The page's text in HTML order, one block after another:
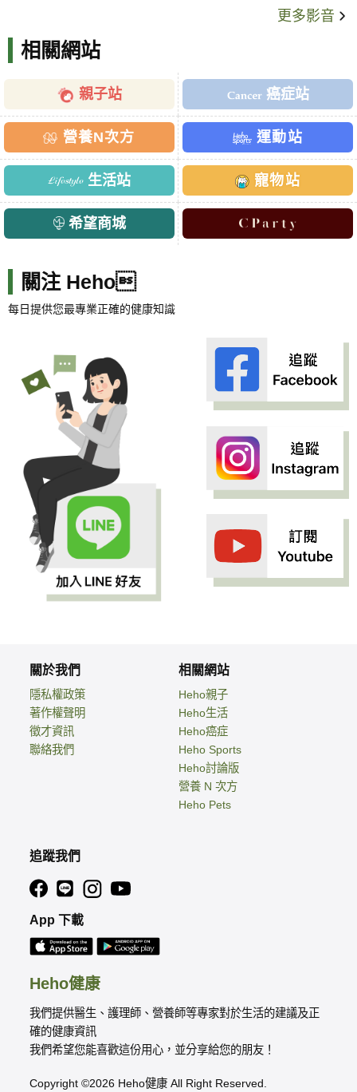
更多影音
相關網站
親子站 癌症站
營養N次方 運動站
生活站 寵物站
希望商城
關注 Heho
每日提供您最專業正確的健康知識
Heho健康
我們提供醫生、護理師、營養師等專家對於生活的建議及正
確的健康資訊
我們希望您能喜歡這份用心，並分享給您的朋友！
Copyright ©2026 Heho健康 All Right Reserved.
關於我們
隱私權政策
著作權聲明
徵才資訊
聯絡我們
相關網站
Heho親子
Heho生活
Heho癌症
Heho Sports
Heho討論版
營養 N 次方
Heho Pets
追蹤我們
App 下載